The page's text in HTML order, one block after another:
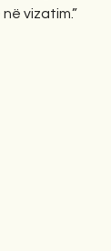
vizatim.”